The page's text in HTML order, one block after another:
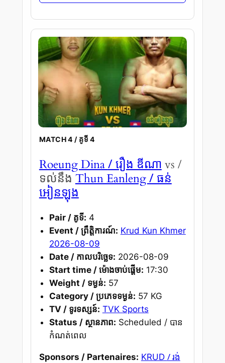
MATCH 4 / គូទី 4
Roeung Dina/ រឿង ឌីណា vs /
ទល់នឹង Thun Eanleng/ ធន់
អៀនឡុង
Pair / គូទី: 4
Event / ព្រឹត្តិការណ៍: Krud Kun Khmer
2026-08-09
Date / កាលបរិច្ឆេទ: 2026-08-09
Start time / ម៉ោងចាប់ផ្តើម: 17:30
Weight / ទម្ងន់: 57
Category / ប្រភេទទម្ងន់: 57 KG
TV / ទូរទស្សន៍: TVK Sports
Status / ស្ថានភាព: Scheduled / បាន
កំណត់ពេល
Sponsors / Partenaires: KRUD / រង់